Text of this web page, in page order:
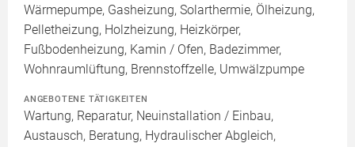
Wärmepumpe, Gasheizung, Solarthermie, Ölheizung,
Pelletheizung, Holzheizung, Heizkörper,
Fußbodenheizung, Kamin / Ofen, Badezimmer,
Wohnraumlüftung, Brennstoffzelle, Umwälzpumpe
ANGEBOTENE TÄTIGKEITEN
Wartung, Reparatur, Neuinstallation / Einbau,
Austausch, Beratung, Hydraulischer Abgleich,